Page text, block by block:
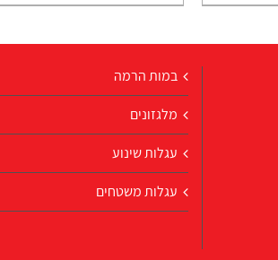
במות הרמה
מלגזונים
עגלות שינוע
עגלות משטחים